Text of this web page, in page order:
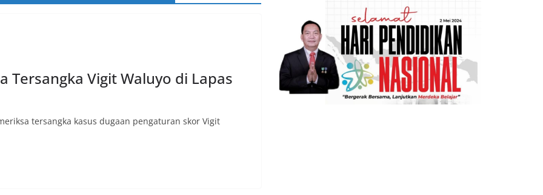
Tersangka Vigit Waluyo di Lapas
tersangka kasus dugaan pengaturan skor Vigit